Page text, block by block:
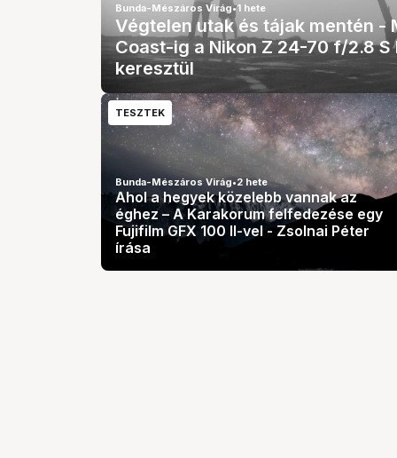
Végtelen utak és tájak mentén -
Coast-ig a Nikon Z 24-70 f/2.8 S
keresztül
Bunda-Mészáros Virág•1 hete
TESZTEK
Ahol a hegyek közelebb vannak az
éghez – A Karakorum felfedezése egy
Fujifilm GFX 100 II-vel - Zsolnai Péter
írása
Bunda-Mészáros Virág•2 hete